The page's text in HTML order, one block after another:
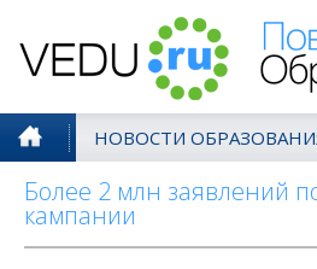
НОВОСТИ
Более 2 млн заявлений
кампании